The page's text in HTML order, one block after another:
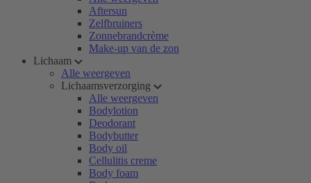
Aftersun
Zelfbruiners
Zonnebrandcrème
Make-up van de zon
Lichaam
Alle weergeven
Lichaamsverzorging
Alle weergeven
Bodylotion
Deodorant
Bodybutter
Body oil
Cellulitis creme
Body foam